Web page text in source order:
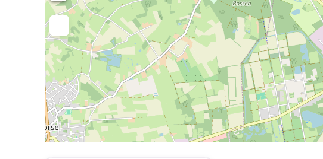
Padelclubs
Favorite